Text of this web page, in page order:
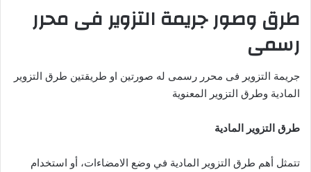
طرق وصور جريمة التزوير فى محرر
رسمى
جريمة التزوير فى محرر رسمى له صورتين او طريقتين طرق التزوير
المادية وطرق التزوير المعنوية
طرق التزوير المادية
تتمثل أهم طرق التزوير المادية في وضع الامضاءات، أو استخدام